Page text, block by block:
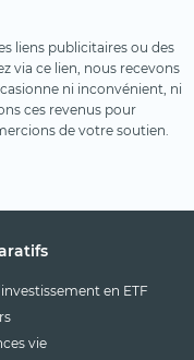
liens publicitaires ou des
via ce lien, nous recevons
ni inconvénient, ni
ces revenus pour
de votre soutien.
en ETF
vie